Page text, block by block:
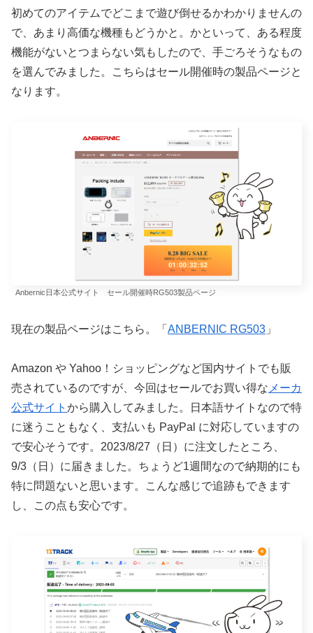
初めてのアイテムでどこまで遊び倒せるかわかりませんの
で、あまり高価な機種もどうかと。かといって、ある程度
機能がないとつまらない気もしたので、手ごろそうなもの
を選んでみました。こちらはセール開催時の製品ページと
なります。
Anbernic日本公式サイト セール開催時RG503製品ページ
現在の製品ページはこちら。「 ANBERNIC RG503 」
Amazon や Yahoo！ショッピングなど国内サイトでも販
売されているのですが、今回はセールでお買い得な メーカ
公式サイト から購入してみました。日本語サイトなので特
に迷うこともなく、支払いも PayPal に対応していますの
で安心そうです。2023/8/27（日）に注文したところ、
9/3（日）に届きました。ちょうど1週間なので納期的にも
特に問題ないと思います。こんな感じで追跡もできます
し、この点も安心です。